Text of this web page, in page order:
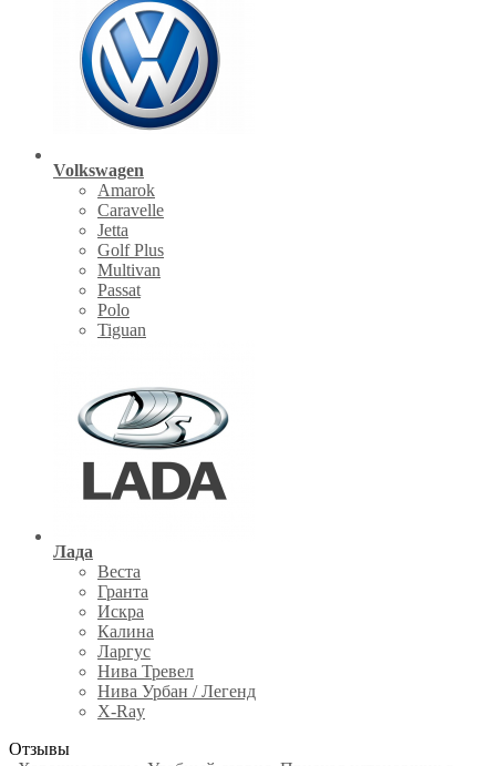
Volkswagen
Amarok
Caravelle
Jetta
Golf Plus
Multivan
Passat
Polo
Tiguan
Лада
Веста
Гранта
Искра
Калина
Ларгус
Нива Тревел
Нива Урбан / Легенд
X-Ray
Отзывы